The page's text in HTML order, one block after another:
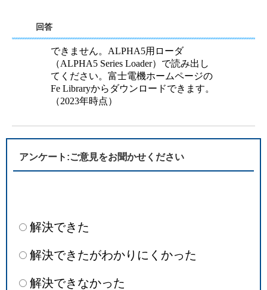
回答
できません。ALPHA5用ローダ
（ALPHA5 Series Loader）で読み出し
てください。富士電機ホームページの
Fe Libraryからダウンロードできます。
（2023年時点）
アンケート:ご意見をお聞かせください
解決できた
解決できたがわかりにくかった
解決できなかった